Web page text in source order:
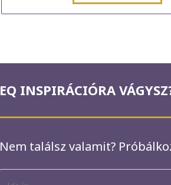
EQ INSPIRÁCIÓRA
Nem találsz valamit?